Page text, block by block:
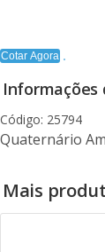
Cotar Agora
Informações
Código: 25794
Quaternário
Mais